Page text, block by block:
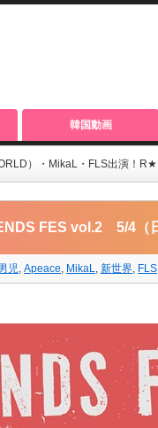
韓国動画
）・MikaL・FLS出演！
FES vol.2 5/4（
児, Apeace, MikaL, 新世界, FLS